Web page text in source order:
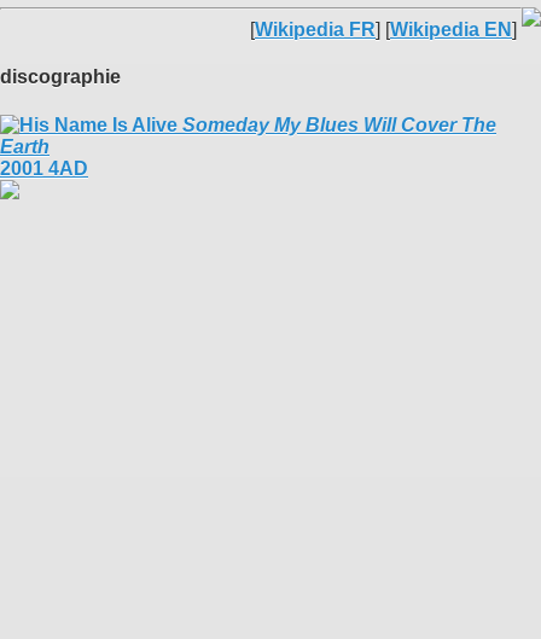
[Wikipedia FR] [Wikipedia EN]
discographie
Someday My Blues Will Cover The
Earth
2001 4AD